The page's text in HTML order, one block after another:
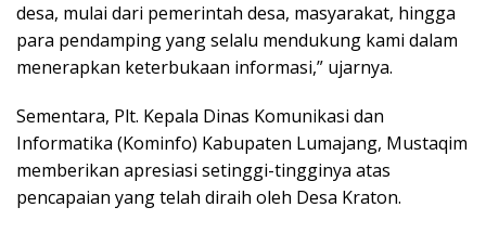
desa, mulai dari pemerintah desa, masyarakat, hingga
para pendamping yang selalu mendukung kami dalam
menerapkan keterbukaan informasi,” ujarnya.
Sementara, Plt. Kepala Dinas Komunikasi dan
Informatika (Kominfo) Kabupaten Lumajang, Mustaqim
memberikan apresiasi setinggi-tingginya atas
pencapaian yang telah diraih oleh Desa Kraton.